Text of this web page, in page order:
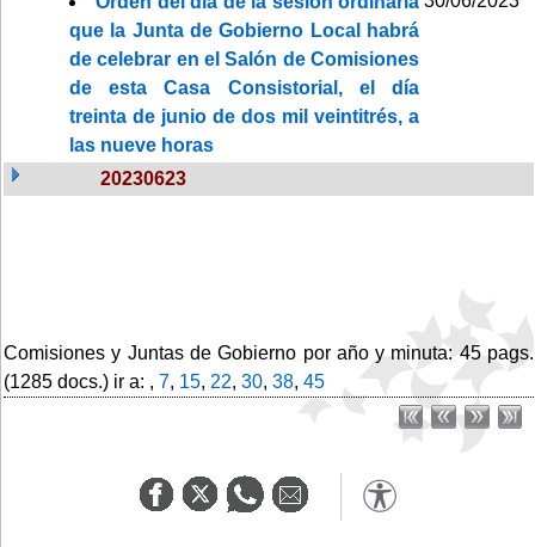
que la Junta de Gobierno Local habrá
de celebrar en el Salón de Comisiones
de esta Casa Consistorial, el día
treinta de junio de dos mil veintitrés, a
las nueve horas
20230623
Comisiones y Juntas de Gobierno por año y minuta: 45 pags.
(1285 docs.) ir a: , 7, 15, 22, 30, 38, 45